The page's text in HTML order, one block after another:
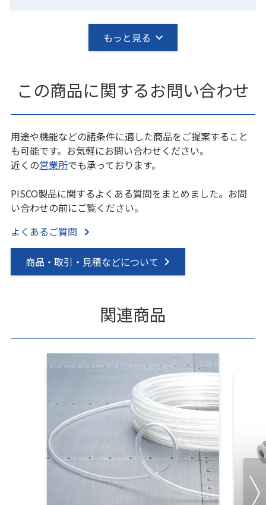
もっと見る
この商品に関するお問い合わせ
用途や機能などの諸条件に適した商品をご提案すること
も可能です。お気軽にお問い合わせください。
近くの営業所でも承っております。
PISCO製品に関するよくある質問をまとめました。お問
い合わせの前にご覧ください。
よくあるご質問
商品・取引・見積などについて
関連商品